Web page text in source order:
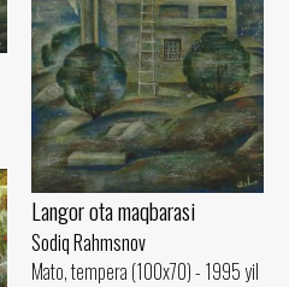
Langor ota maqbarasi
Sodiq Rahmsnov
Mato, tempera (100x70) - 1995 yil